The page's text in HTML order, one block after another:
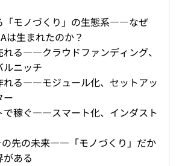
モノづくり」の生態系――なぜ
は生まれたのか？
る――クラウドファンディング、
ニッチ
る――モジュール化、セットアッ
ー
稼ぐ――スマート化、インダスト
の未来――「モノづくり」だか
がある